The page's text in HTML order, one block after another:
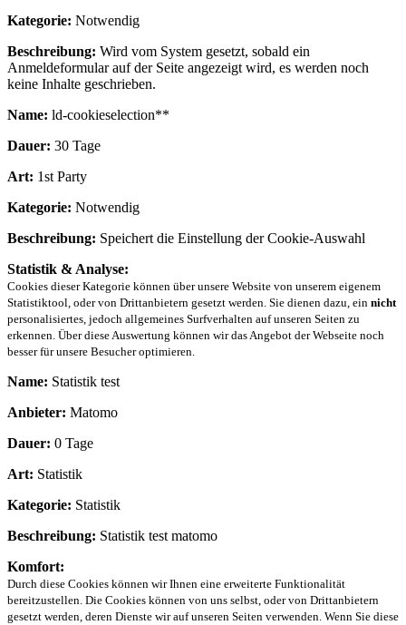
Kategorie: Notwendig
Beschreibung: Wird vom System gesetzt, sobald ein
Anmeldeformular auf der Seite angezeigt wird, es werden noch
keine Inhalte geschrieben.
Name: ld-cookieselection**
Dauer: 30 Tage
Art: 1st Party
Kategorie: Notwendig
Beschreibung: Speichert die Einstellung der Cookie-Auswahl
Statistik & Analyse:
Cookies dieser Kategorie können über unsere Website von unserem eigenem
Statistiktool, oder von Drittanbietern gesetzt werden. Sie dienen dazu, ein nicht
personalisiertes, jedoch allgemeines Surfverhalten auf unseren Seiten zu
erkennen. Über diese Auswertung können wir das Angebot der Webseite noch
besser für unsere Besucher optimieren.
Name: Statistik test
Anbieter: Matomo
Dauer: 0 Tage
Art: Statistik
Kategorie: Statistik
Beschreibung: Statistik test matomo
Komfort:
Durch diese Cookies können wir Ihnen eine erweiterte Funktionalität
bereitzustellen. Die Cookies können von uns selbst, oder von Drittanbietern
gesetzt werden, deren Dienste wir auf unseren Seiten verwenden. Wenn Sie diese